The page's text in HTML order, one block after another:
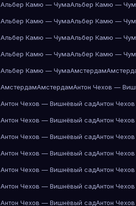
Альбер Камю — ЧумаАльбер Камю —
Альбер Камю — ЧумаАльбер Камю —
Альбер Камю — ЧумаАльбер Камю —
Альбер Камю — ЧумаАльбер Камю —
Альбер Камю — ЧумаАмстердам
АмстердамАмстердамАнтон Чехов —
Антон Чехов — Вишнёвый садАнтон
Антон Чехов — Вишнёвый садАнтон
Антон Чехов — Вишнёвый садАнтон
Антон Чехов — Вишнёвый садАнтон
Антон Чехов — Вишнёвый садАнтон
Антон Чехов — Вишнёвый садАнтон
Антон Чехов — Вишнёвый садАнтон